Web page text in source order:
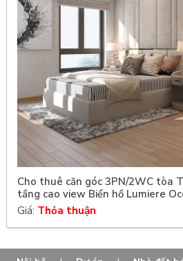
Cho thuê căn góc 3PN/2WC tòa
tầng cao view Biển hồ Lumiere
Giá: Thỏa thuận